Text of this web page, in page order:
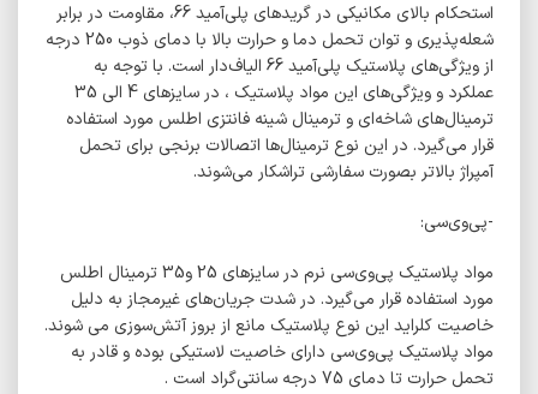
استحکام بالای مکانیکی در گریدهای پلی‌آمید 66، مقاومت
در برابر
شعله‌پذیری و توان تحمل دما و حرارت بالا با دمای ذوب 250 درجه
از ویژگی‌های پلاستیک پلی‌آمید 66 الیاف‌دار است. با توجه به
عملکرد و ویژگی‌های این مواد پلاستیک ، در سایزهای 4 الی 35
ترمینال‌های شاخه‌ای و ترمینال شینه فانتزی اطلس مورد استفاده
قرار می‌گیرد. در این نوع ترمینال‌ها اتصالات برنجی برای تحمل
آمپراژ بالاتر بصورت سفارشی تراشکار می‌شوند.
-پی‌وی‌سی:
مواد پلاستیک پی‌وی‌سی نرم در سایزهای 25 و35 ترمینال اطلس
مورد استفاده قرار می‌گیرد. در شدت جریان‌های غیرمجاز به دلیل
خاصیت کلراید این نوع پلاستیک مانع از بروز آتش‌سوزی می شوند.
مواد پلاستیک پی‌وی‌سی دارای خاصیت لاستیکی بوده و قادر به
تحمل حرارت تا دمای 75 درجه سانتی‌گراد است .